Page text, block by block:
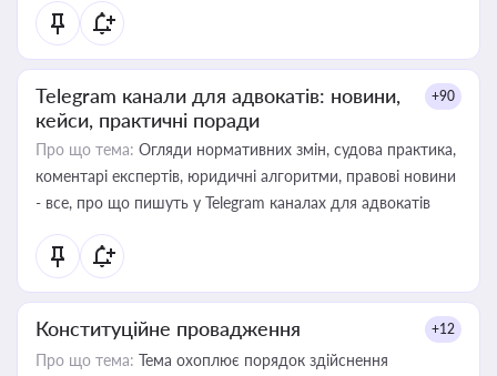
Telegram канали для адвокатів: новини,
кейси, практичні поради
+90
Про що тема: Огляди нормативних змін, судова практика,
коментарі експертів, юридичні алгоритми, правові новини
- все, про що пишуть у Telegram каналах для адвокатів
Конституційне провадження +12
Про що тема: Тема охоплює порядок здійснення